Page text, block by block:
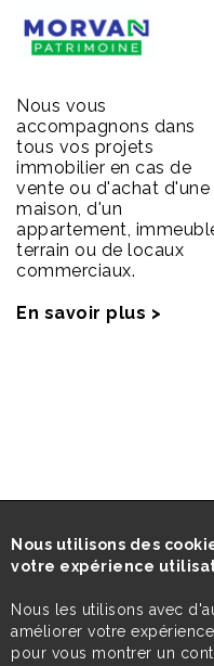
Nous vous
accompagnons dans
tous vos projets
immobilier en cas de
vente ou d'achat d'une
maison, d'un
appartement,
terrain ou de locaux
commerciaux.
En savoir plus >
Nous utilisons des
votre expérience
Nous les utilisons avec
améliorer votre
pour vous montrer un